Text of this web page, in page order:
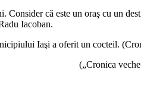
că este un oraş cu un
Iacoban.
Iaşi a oferit un cocteil.
(„Cronica